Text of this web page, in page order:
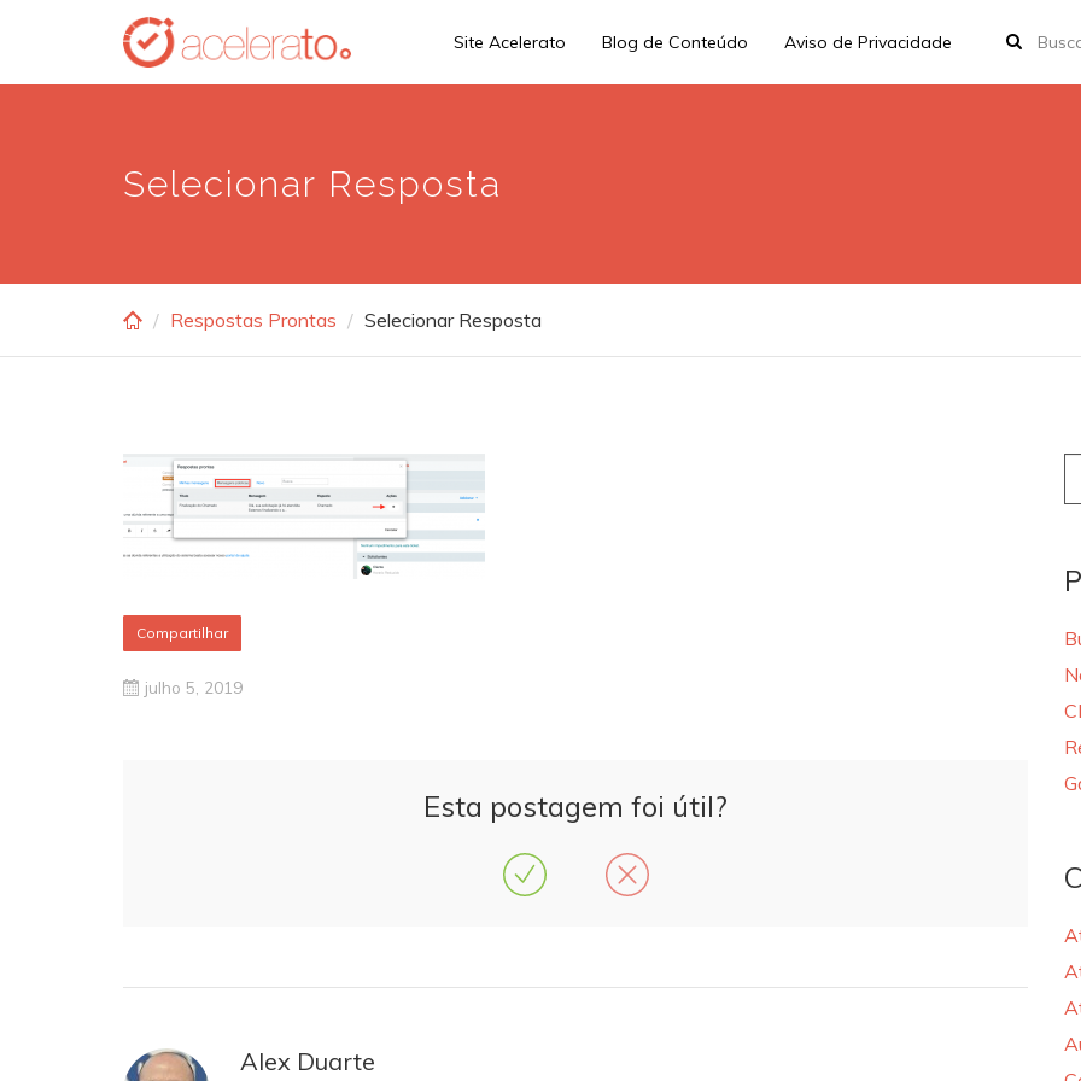
main
Site Acelerato Blog de Conteúdo Aviso de Privacidade
Selecionar Resposta
Respostas Prontas Selecionar Resposta
Compartilhar
julho 5, 2019
Esta postagem foi útil?
Alex Duarte